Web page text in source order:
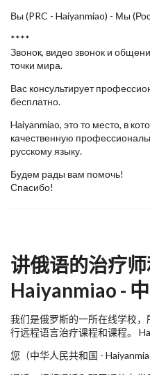
Вы (PRC - Haiyanmiao) - Мы
****
Звонок, видео звонок и
точки мира.
Вас консультирует
бесплатно.
Haiyanmiao, это то место, в
качественную
русскому языку.
Будем рады вам помочь!
Спасибо!
讲俄语的治疗
Haiyanmiao -
我们是俄罗斯的一所在线学校
行远程语言治疗课程和课程。
您（中华人民共和国 -